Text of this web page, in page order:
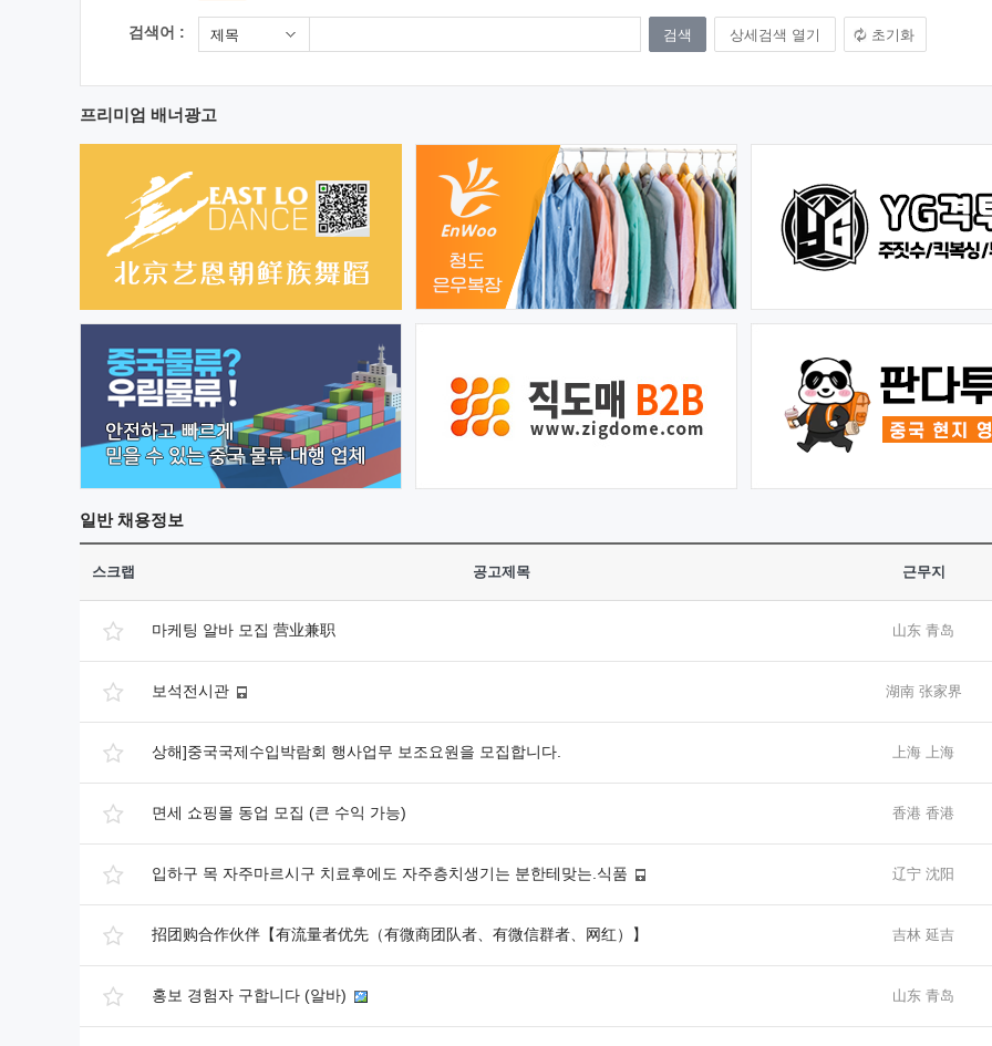
검색어 : 제목 상세검색 열기 초기화
프리미엄 배너광고
일반채용정보
스크랩 공고제목 근무지
마케팅 알바 모집 营业兼职 山东 青岛
보석전시관 湖南 张家界
상해]중국국제수입박람회 행사업무 보조요원을 모집합니다. 上海 上海
면세 쇼핑몰 동업 모집 (큰 수익 가능) 香港 香港
입하구 목 자주마르시구 치료후에도 자주층치생기는 분한테맞는.식품 辽宁 沈阳
招团购合作伙伴【有流量者优先（有微商团队者、有微信群者、网红）】 吉林 延吉
홍보 경험자 구합니다 (알바) 山东 青岛